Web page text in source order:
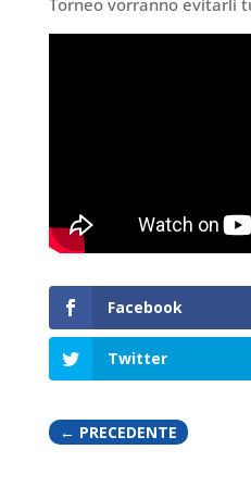
Torneo vorranno evitarli
Facebook
Twitter
← PRECEDENTE